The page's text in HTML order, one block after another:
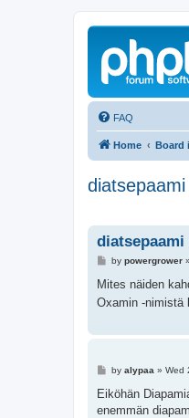
FAQ
Home Board
diatsepaami
P
s
by powergrower»
Mites näiden
Oxamin -nimistä
P
s
by alypaa » Wed
Eiköhän
enemmän